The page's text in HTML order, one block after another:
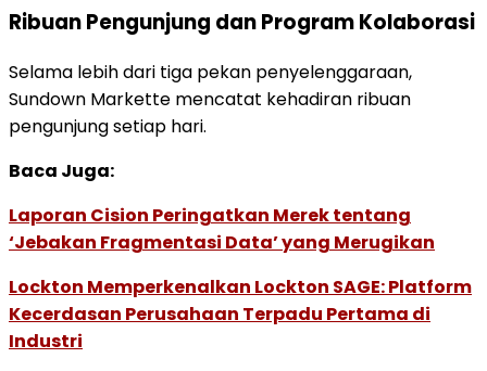
RibuanPengunjung danProgramKolaborasi
Selama lebihdari tiga pekan penyelenggaraan,
Sundown Markette mencatat kehadiran ribuan
pengunjungsetiap hari.
Baca Juga:
Laporan Cision Peringatkan Merek tentang
‘Jebakan Fragmentasi Data’ yang Merugikan
Lockton Memperkenalkan Lockton SAGE: Platform
Kecerdasan Perusahaan Terpadu Pertama di
Industri